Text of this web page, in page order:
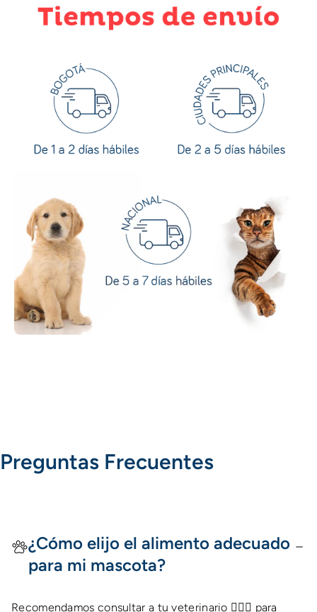
Preguntas Frecuentes
¿Cómo elijo el alimento adecuado
para mi mascota?
Recomendamos consultar a tu veterinario 👩🏻‍⚕️ para